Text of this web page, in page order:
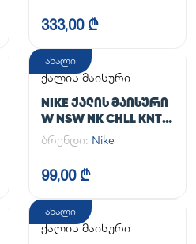
333,00 ₾
ახალი
ქალის მაისური
NIKE ᲥᲐᲚᲘᲡ ᲛᲐᲘᲡᲣᲠᲘ
W NSW NK CHLL KNT
MD CRP
ბრენდი: Nike
99,00 ₾
ახალი
ქალის მაისური